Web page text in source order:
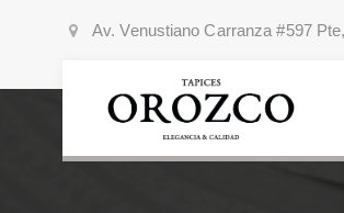
Av. Venustiano Carranza #597